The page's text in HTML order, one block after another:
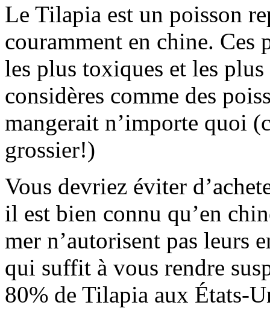
Le Tilapia est un poisson
couramment en chine. Ces
les plus toxiques et les
considères comme des
mangerait n’importe quoi
grossier!)
Vous devriez éviter
il est bien connu qu’en
mer n’autorisent pas leurs
qui suffit à vous rendre
80% de Tilapia aux États-